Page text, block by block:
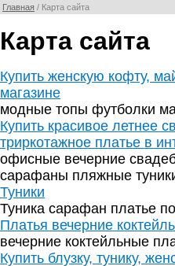
Главная / Карта сайта
Карта сайта
Купить женскую кофту,
магазине
модные топы футболки
Купить красивое летнее
триркотажное платье в
офисные вечерние
сарафаны пляжные
Туники
Туника сарафан платье
Платья вечерние
вечерние коктейльные
Купить блузку, тунику,